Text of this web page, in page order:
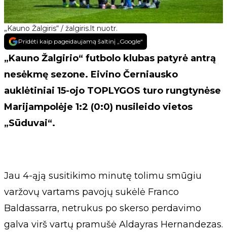
„Kauno Žalgiris“ / žalgiris.lt nuotr.
Pridėti kaip pageidaujamą šaltinį „Google“
„Kauno Žalgirio“ futbolo klubas patyrė antrą
nesėkmę sezone. Eivino Černiausko
auklėtiniai 15-ojo TOPLYGOS turo rungtynėse
Marijampolėje 1:2 (0:0) nusileido vietos
„Sūduvai“.
Jau 4-ąją susitikimo minutę tolimu smūgiu
varžovų vartams pavojų sukėlė Franco
Baldassarra, netrukus po skerso perdavimo
galva virš vartų pramušė Aldayras Hernandezas.